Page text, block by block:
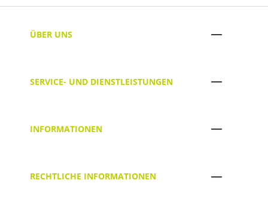
ÜBER UNS
SERVICE- UND DIENSTLEISTUNGEN
INFORMATIONEN
RECHTLICHE INFORMATIONEN